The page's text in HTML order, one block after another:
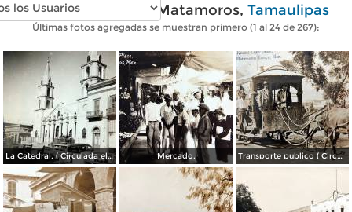
Fotos antiguas de Matamoros, Tamaulipas
Últimas fotos agregadas se muestran primero (1 al 24 de 267):
La Catedral. ( Circulada el 6 de Noviembre de 1944 ). Mercado. Transporte publico ( Circulada el 20 de Febrero de 1921 ).